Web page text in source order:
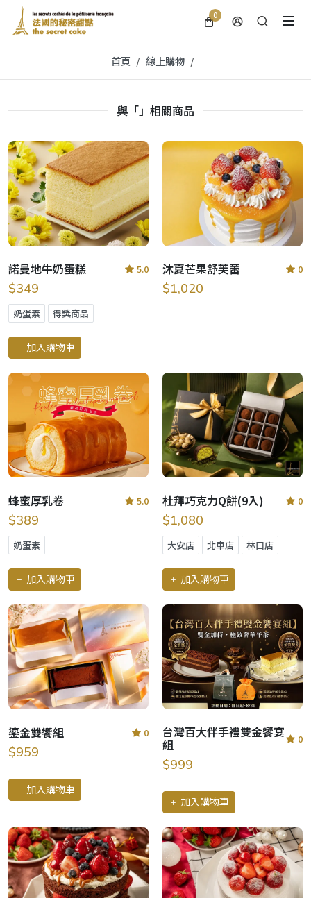
0
首頁 線上購物
與「」相關商品
諾曼地牛奶蛋糕 5.0
$349
奶蛋素 得獎商品
加入購物車
沐夏芒果舒芙蕾 0
$1,020
蜂蜜厚乳卷 5.0
$389
奶蛋素
加入購物車
杜拜巧克力Q餅(9入) 0
$1,080
大安店 北車店 林口店
加入購物車
鎏金雙饗組 0
$959
加入購物車
台灣百大伴手禮雙金饗宴
組 0
$999
加入購物車